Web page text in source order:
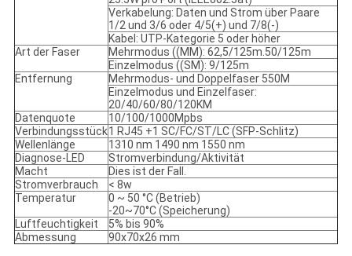
Verkabelung: Daten und Strom über Paare
1/2 und 3/6 oder 4/5(+) und 7/8(-)
Kabel: UTP-Kategorie 5 oder höher
Art der Faser
Mehrmodus ((MM): 62,5/125m.50/125m
Einzelmodus ((SM): 9/125m
Entfernung
Mehrmodus- und Doppelfaser 550M
Einzelmodus und Einzelfaser:
20/40/60/80/120KM
Datenquote
10/100/1000Mpbs
Verbindungsstück1 RJ45 +1 SC/FC/ST/LC (SFP-Schlitz)
Wellenlänge
1310 nm 1490 nm 1550 nm
Diagnose-LED
Stromverbindung/Aktivität
Macht
Dies ist der Fall.
Stromverbrauch
< 8w
Temperatur
0 ~ 50 °C (Betrieb)
-20~70°C (Speicherung)
Luftfeuchtigkeit
5% bis 90%
Abmessung
90x70x26 mm